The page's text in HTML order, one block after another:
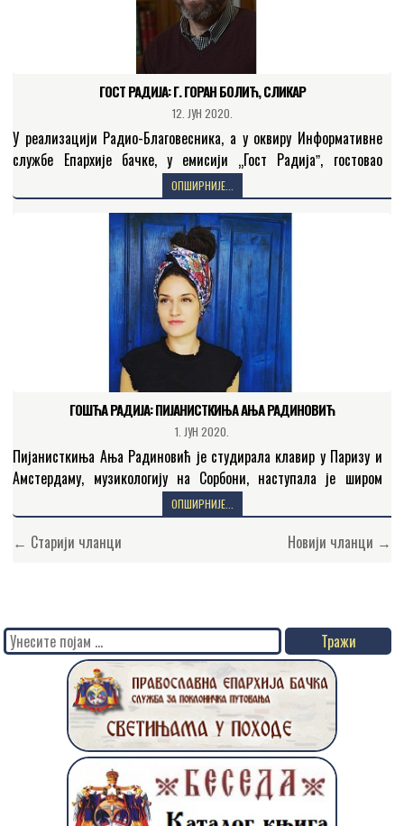
ГОСТ РАДИЈА: Г. ГОРАН БОЛИЋ, СЛИКАР
12. ЈУН 2020.
У реализацији Радио-Благовесника, а у оквиру Информативне
службе Епархије бачке, у емисији „Гост Радијаˮ, гостовао
је господин Горан Болић, сликар конзерватор у установи
Међуопштинског завода за…
ОПШИРНИЈЕ...
ГОШЋА РАДИЈА: ПИЈАНИСТКИЊА АЊА РАДИНОВИЋ
1. ЈУН 2020.
Пијанисткиња Ања Радиновић је студирала клавир у Паризу и
Амстердаму, музикологију на Сорбони, наступала је широм
света, а ускоро планира да објави свој први компакт-диск….
ОПШИРНИЈЕ...
Кретање
← Старији чланци Новији чланци →
Search
for: